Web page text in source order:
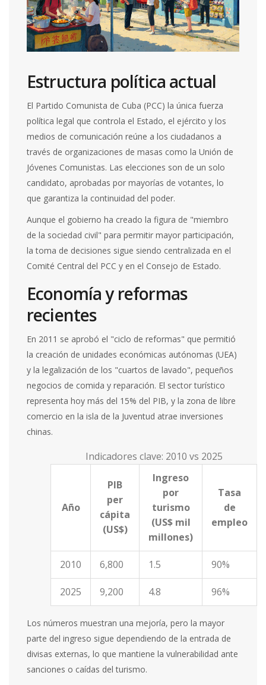
Estructura política actual
El Partido Comunista de Cuba (PCC) la única fuerza
política legal que controla el Estado, el ejército y los
medios de comunicación reúne a los ciudadanos a
través de organizaciones de masas como la Unión de
Jóvenes Comunistas. Las elecciones son de un solo
candidato, aprobadas por mayorías de votantes, lo
que garantiza la continuidad del poder.
Aunque el gobierno ha creado la figura de "miembro
de la sociedad civil" para permitir mayor participación,
la toma de decisiones sigue siendo centralizada en el
Comité Central del PCC y en el Consejo de Estado.
Economía y reformas
recientes
En 2011 se aprobó el "ciclo de reformas" que permitió
la creación de unidades económicas autónomas (UEA)
y la legalización de los "cuartos de lavado", pequeños
negocios de comida y reparación. El sector turístico
representa hoy más del 15% del PIB, y la zona de libre
comercio en la isla de la Juventud atrae inversiones
chinas.
Indicadores clave: 2010 vs 2025
Año
PIB
per
cápita
(US$)
Ingreso
por
turismo
(US$ mil
millones)
Tasa
de
empleo
2010 6,800 1.5 90%
2025 9,200 4.8 96%
Los números muestran una mejoría, pero la mayor
parte del ingreso sigue dependiendo de la entrada de
divisas externas, lo que mantiene la vulnerabilidad ante
sanciones o caídas del turismo.